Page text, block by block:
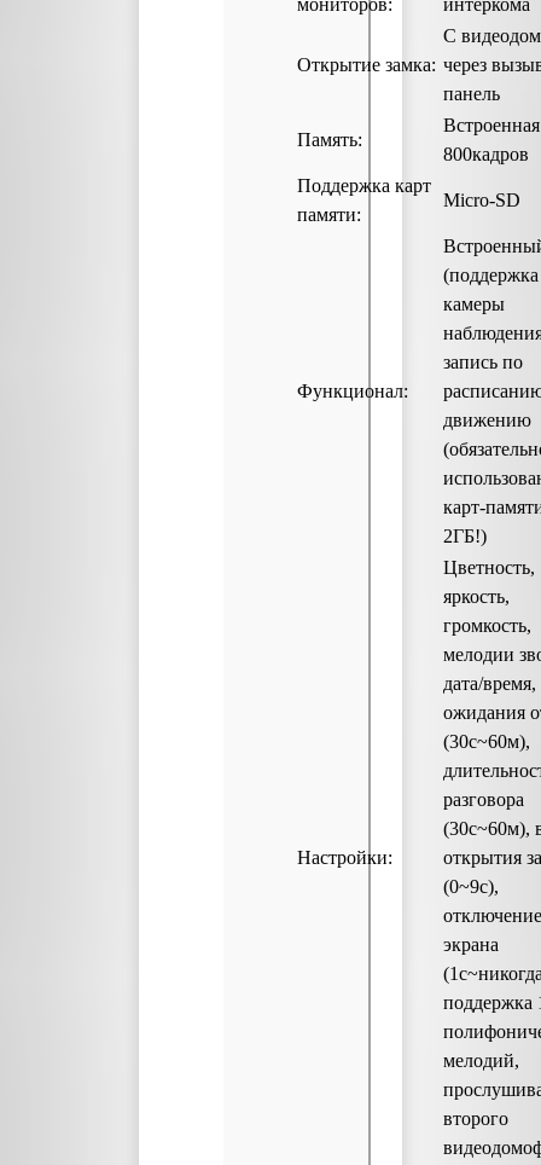
мониторов: интеркома
Открытие замка:
С
через
панель
Память:
800кадров
Поддержка карт
памяти:
Micro-SD
Функционал:
камеры
запись по
движению
карт-
2ГБ!)
Настройки:
Цветность,
яркость,
громкость,
мелодии
дата/
ожидания
(30с~60м),
разговора
(30с~60м),
открытия
(0~9с),
отключение
экрана
поддержка
мелодий,
второго